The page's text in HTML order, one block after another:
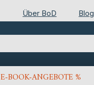
Über BoD Blog
E-BOOK-ANGEBOTE %